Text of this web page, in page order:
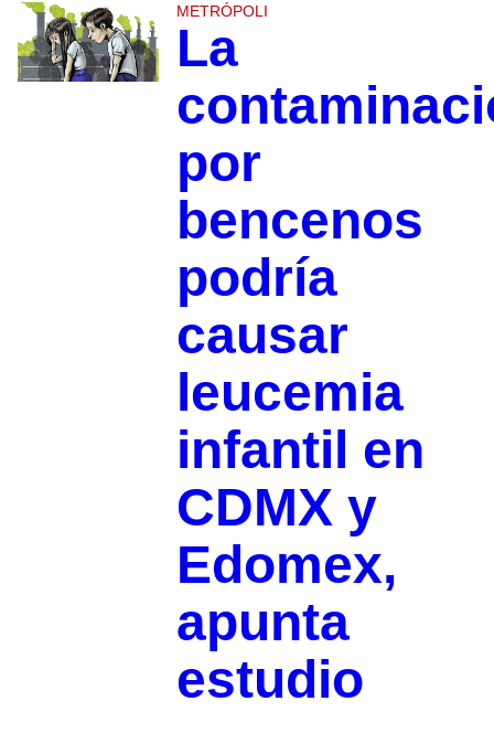
METRÓPOLI
La
por
bencenos
podría
causar
leucemia
infantil en
CDMX y
Edomex,
apunta
estudio